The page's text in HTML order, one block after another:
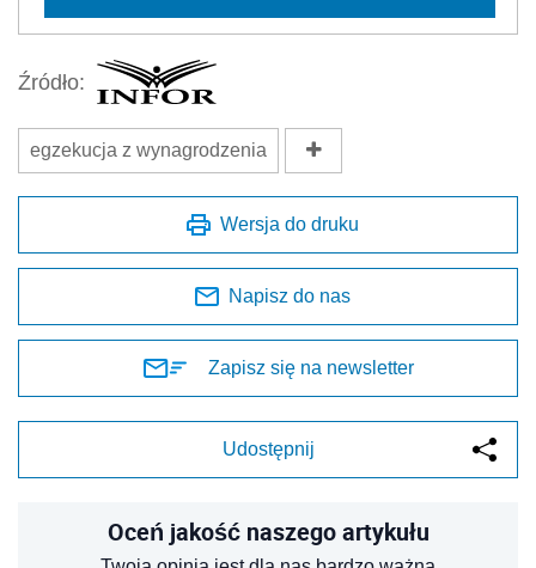
Źródło:
egzekucja z wynagrodzenia
Wersja do druku
Napisz do nas
Zapisz się na newsletter
Udostępnij
Oceń jakość naszego artykułu